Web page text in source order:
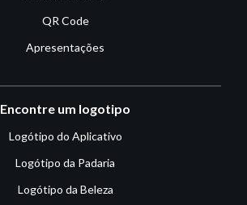
QR Code
Apresentações
Encontre um logotipo
Logótipo do Aplicativo
Logótipo da Padaria
Logótipo da Beleza